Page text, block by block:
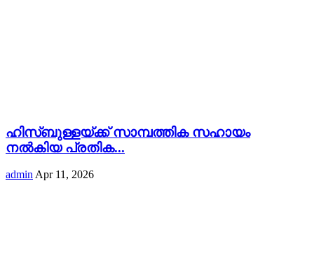
ഹിസ്ബുള്ളയ്ക്ക് സാമ്പത്തിക സഹായം
നൽകിയ പ്രതിക...
admin Apr 11, 2026